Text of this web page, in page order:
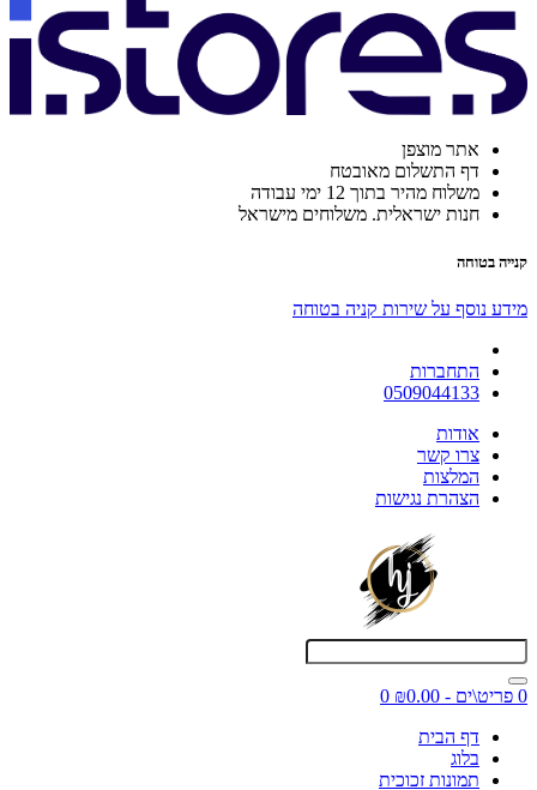
אתר מוצפן
דף התשלום מאובטח
משלוח מהיר בתוך 12 ימי עבודה
חנות ישראלית. משלוחים מישראל
קנייה בטוחה
מידע נוסף על שירות קניה בטוחה
התחברות
0509044133
אודות
צרו קשר
המלצות
הצהרת נגישות
0 פריט\ים - ₪0.00
0
דף הבית
בלוג
תמונות זכוכית